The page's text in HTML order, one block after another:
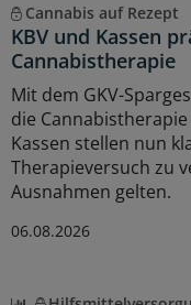
Cannabis auf Rezept
KBV und Kassen
Cannabistherapie
Mit dem GKV-
die
Kassen stellen nun
Therapieversuch zu
Ausnahmen gelten.
06.08.2026